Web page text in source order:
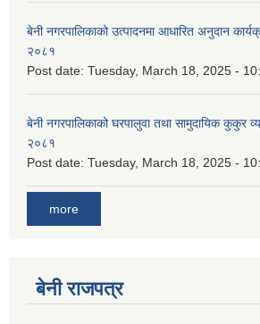
बेनी नगरपालिकाको उत्पादनमा आधारित अनुदान
२०८१
Post date: Tuesday, March 18, 2025 -
बेनी नगरपालिकाको घरपालुवा तथा सामुदायिक कुकुर
२०८१
Post date: Tuesday, March 18, 2025 -
more
बेनी राजपत्र